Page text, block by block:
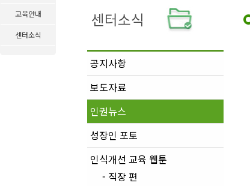
공지사항
보도자료
인권뉴스
성장인 포토
인식개선 교육 웹툰
- 직장 편
교육안내
센터소식